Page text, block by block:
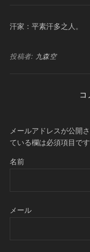
汗家：平素汗多之人。
投稿者: 九森空
メールアドレスが公開
ている欄は必須項目です
名前
メール